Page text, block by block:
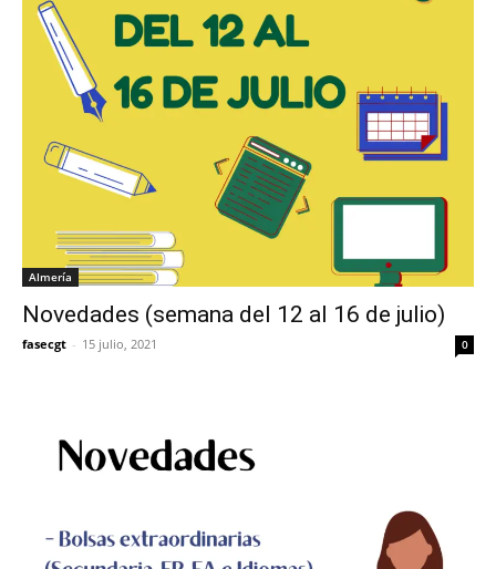
Almería
Novedades (semana del 12 al 16 de julio)
fasecgt - 15 julio, 2021 0